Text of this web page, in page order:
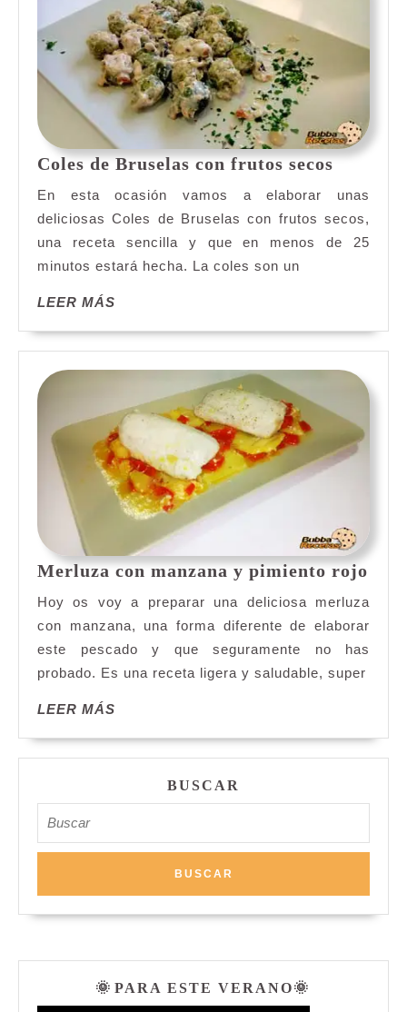
Coles de Bruselas con frutos secosColes
Bruselas
con
frutos
En esta ocasión vamos a elaborar unas
deliciosas Coles de Bruselas con frutos secos,
una receta sencilla y que en menos de 25
minutos estará hecha. La coles son un
LEER MÁS
Merluza con manzana y pimiento rojo
y
Hoy os voy a preparar una deliciosa merluza
con manzana, una forma diferente de elaborar
este pescado y que seguramente no has
probado. Es una receta ligera y saludable, super
LEER MÁS
BUSCAR
🌞 PARA ESTE VERANO🌞